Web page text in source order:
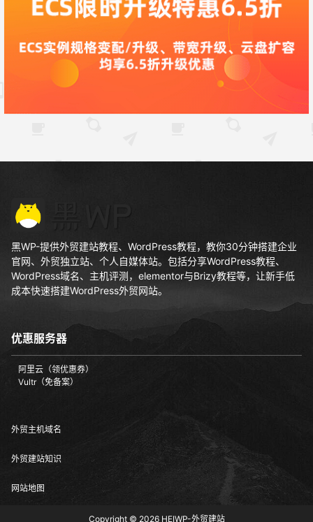
黑WP-提供外贸建站教程、WordPress教程，教你30分钟搭建企业
官网、外贸独立站、个人自媒体站。包括分享WordPress教程、
WordPress域名、主机评测，elementor与Brizy教程等，让新手低
成本快速搭建WordPress外贸网站。
优惠服务器
阿里云（领优惠券）
Vultr（免备案）
外贸主机域名
外贸建站知识
网站地图
Copyright © 2026HEIWP-外贸建站